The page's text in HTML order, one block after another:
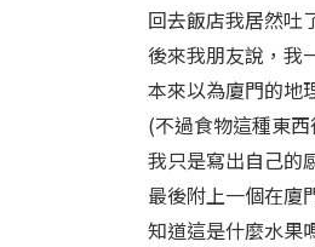
回去飯店我居然吐
後來我朋友說，我
本來以為廈門的地
(不過食物這種東
我只是寫出自己的
最後附上一個在廈
知道這是什麼水果